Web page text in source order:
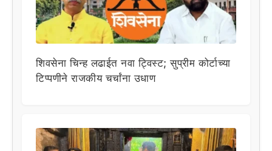
शिवसेना चिन्ह लढाईत नवा ट्विस्ट; सुप्रीम कोर्टाच्या
टिप्पणीने राजकीय चर्चांना उधाण